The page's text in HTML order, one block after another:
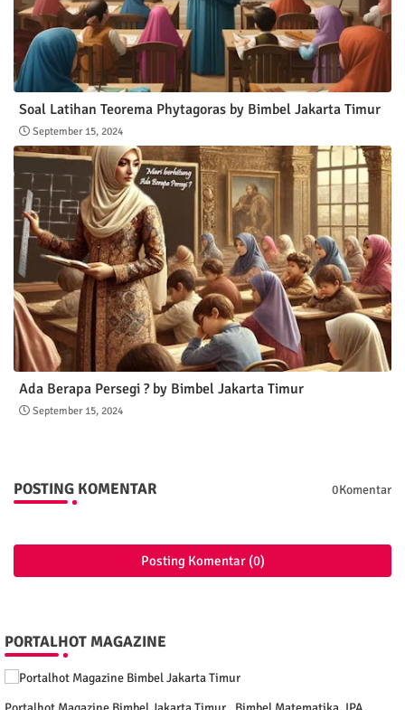
Soal Latihan Teorema Phytagoras by Bimbel Jakarta Timur
September 15, 2024
Ada Berapa Persegi ? by Bimbel Jakarta Timur
September 15, 2024
POSTING KOMENTAR 0Komentar
Posting Komentar (0)
PORTALHOT MAGAZINE